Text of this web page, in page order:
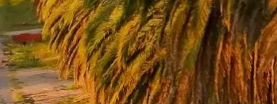
ómnibus